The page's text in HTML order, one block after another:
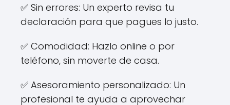
✅ Sin errores: Un experto revisa tu
declaración para que pagues lo justo.
✅ Comodidad: Hazlo online o por
teléfono, sin moverte de casa.
✅ Asesoramiento personalizado: Un
profesional te ayuda a aprovechar